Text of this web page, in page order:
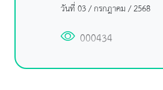
วันที่ 03 / กรกฎาคม / 2568
000434